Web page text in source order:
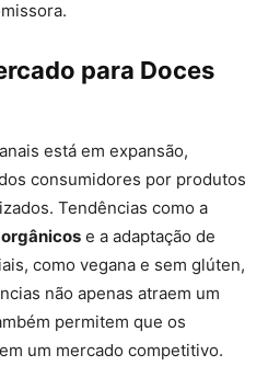
para Doces
está em expansão,
consumidores por produtos
Tendências como a
e a adaptação de
como vegana e sem glúten,
não apenas atraem um
permitem que os
um mercado competitivo.